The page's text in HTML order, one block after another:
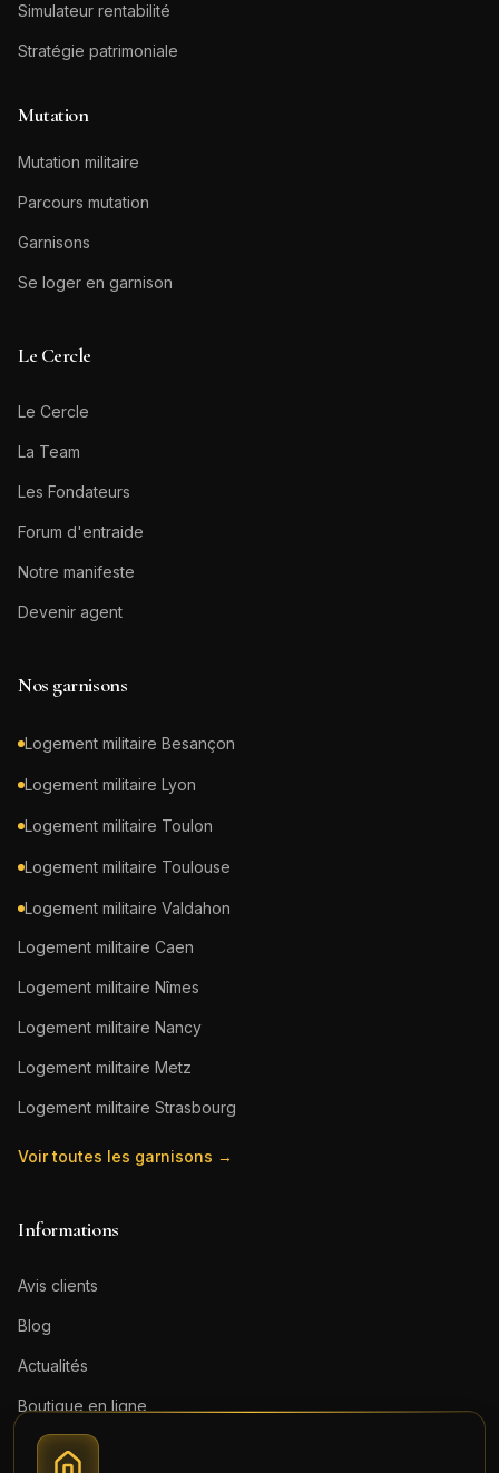
Simulateur rentabilité
Stratégie patrimoniale
Mutation
Mutation militaire
Parcours mutation
Garnisons
Se loger en garnison
Le Cercle
Le Cercle
La Team
Les Fondateurs
Forum d'entraide
Notre manifeste
Devenir agent
Nos garnisons
Logement militaire Besançon
Logement militaire Lyon
Logement militaire Toulon
Logement militaire Toulouse
Logement militaire Valdahon
Logement militaire Caen
Logement militaire Nîmes
Logement militaire Nancy
Logement militaire Metz
Logement militaire Strasbourg
Voir toutes les garnisons →
Informations
Avis clients
Blog
Actualités
Boutique en ligne
Contact